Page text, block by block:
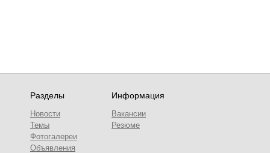
Разделы
Новости
Темы
Фотогалереи
Объявления
Информация
Вакансии
Резюме